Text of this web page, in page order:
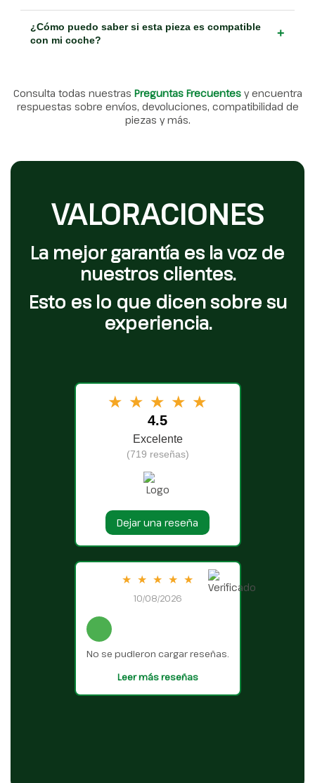
¿Cómo puedo saber si esta pieza es compatible
con mi coche?
+
Consulta todas nuestras Preguntas Frecuentes y encuentra
respuestas sobre envíos, devoluciones, compatibilidad de
piezas y más.
VALORACIONES
La mejor garantía es la voz de
nuestros clientes.
Esto es lo que dicen sobre su
experiencia.
★ ★ ★ ★ ★
4.5
Excelente
(719 reseñas)
Dejar una reseña
★ ★ ★ ★ ★
10/08/2026
No se pudieron cargar reseñas.
Leer más reseñas